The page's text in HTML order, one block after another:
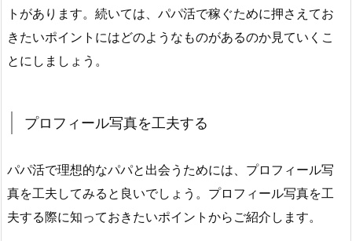
トがあります。続いては、パパ活で稼ぐために押さえてお
きたいポイントにはどのようなものがあるのか見ていくこ
とにしましょう。
プロフィール写真を工夫する
パパ活で理想的なパパと出会うためには、プロフィール写
真を工夫してみると良いでしょう。プロフィール写真を工
夫する際に知っておきたいポイントからご紹介します。